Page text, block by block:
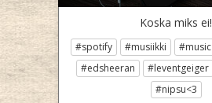
Koska miks ei!
#spotify #musiikki #music
#edsheeran
#leventgeiger
#nipsu<3